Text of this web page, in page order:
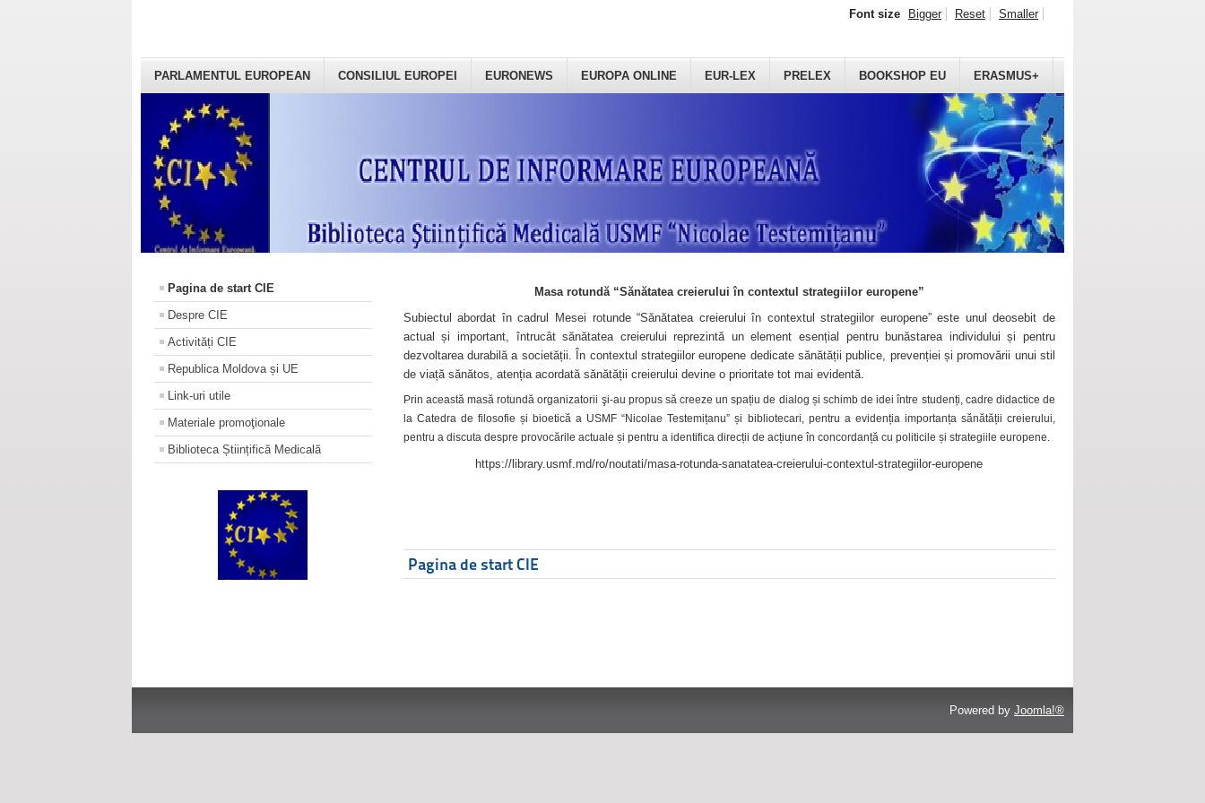
PARLAMENTUL EUROPEAN CONSILIUL EUROPEI EURONEWS EUROPA ONLINE EUR-LEX PRELEX BOOKSHOP EU ERASMUS+
Font size Bigger Reset Smaller
Pagina de start CIE
Despre CIE
Activități CIE
Republica Moldova și UE
Link-uri utile
Materiale promoţionale
Biblioteca Științifică Medicală
Masa rotundă “Sănătatea creierului în contextul strategiilor europene”
Subiectul abordat în cadrul Mesei rotunde “Sănătatea creierului în contextul strategiilor europene” este unul deosebit de
actual și important, întrucât sănătatea creierului reprezintă un element esențial pentru bunăstarea individului și pentru
dezvoltarea durabilă a societății. În contextul strategiilor europene dedicate sănătății publice, prevenției și promovării unui stil
de viață sănătos, atenția acordată sănătății creierului devine o prioritate tot mai evidentă.
Prin această masă rotundă organizatorii şi-au propus să creeze un spațiu de dialog și schimb de idei între studenți, cadre didactice de
la Catedra de filosofie și bioetică a USMF “Nicolae Testemițanu” și bibliotecari, pentru a evidenția importanța sănătății creierului,
pentru a discuta despre provocările actuale și pentru a identifica direcții de acțiune în concordanță cu politicile și strategiile europene.
https://library.usmf.md/ro/noutati/masa-rotunda-sanatatea-creierului-contextul-strategiilor-europene
Pagina de start CIE
Powered by Joomla!®